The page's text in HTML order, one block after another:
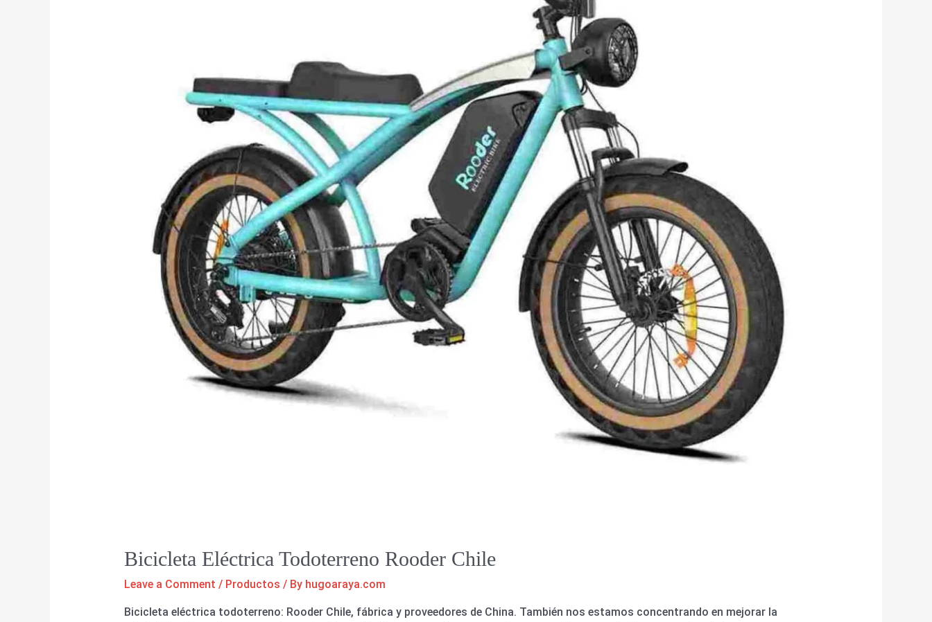
Bicicleta Eléctrica Todoterreno Rooder Chile
Leave a Comment / Productos / By hugoaraya.com
Bicicleta eléctrica todoterreno: Rooder Chile, fábrica y proveedores de China. También nos estamos concentrando en mejorar la